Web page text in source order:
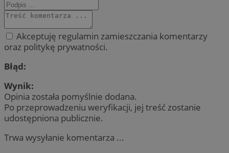
Akceptuję regulamin zamieszczania komentarzy
oraz politykę prywatności.
Błąd:
Wynik:
Opinia została pomyślnie dodana.
Po przeprowadzeniu weryfikacji, jej treść zostanie
udostępniona publicznie.
Trwa wysyłanie komentarza ...